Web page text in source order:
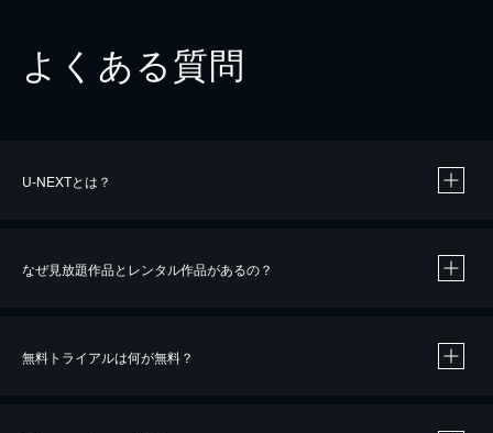
よくある質問
U-NEXTとは？
なぜ見放題作品とレンタル作品があるの？
無料トライアルは何が無料？